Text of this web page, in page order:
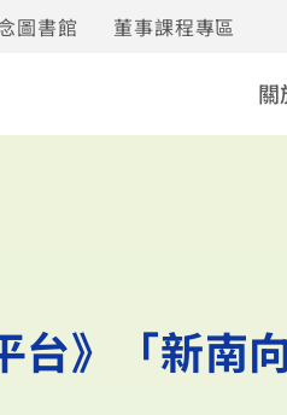
圖書館 董事課程專區
台》「新南